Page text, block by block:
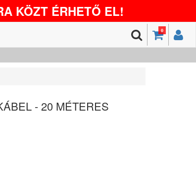
KÖZT ÉRHETŐ EL!
0
- 20 MÉTERES